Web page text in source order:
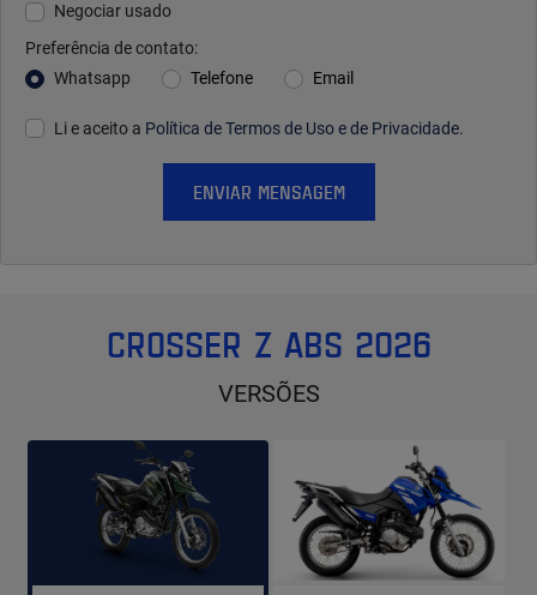
Negociar usado
Preferência de contato:
Whatsapp
Telefone Email
Li e aceito a Política de Termos de Uso e de Privacidade.
ENVIAR MENSAGEM
CROSSER Z ABS 2026
VERSÕES